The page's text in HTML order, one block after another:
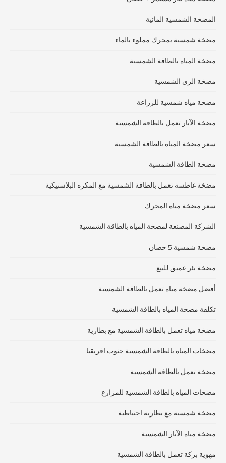
المضخة الشمسية المائية
مضخة شمسية بمحرك مملوء بالماء
مضخة المياه بالطاقة الشمسية
مضخة الري الشمسية
مضخة مياه شمسية للزراعة
مضخة الآبار تعمل بالطاقة الشمسية
سعر مضخة المياه بالطاقة الشمسية
مضخة الطاقة الشمسية
مضخة غاطسة تعمل بالطاقة الشمسية مع المكره البلاستيكية
سعر مضخة مياه المحرك
الشركة المصنعة لمضخة المياه بالطاقة الشمسية
مضخة شمسية 5 حصان
مضخة بئر عميق للبيع
أفضل مضخة مياه تعمل بالطاقة الشمسية
تكلفة مضخة المياه بالطاقة الشمسية
مضخة مياه تعمل بالطاقة الشمسية مع بطارية
مضخات المياه بالطاقة الشمسية جنوب افريقيا
مضخة تعمل بالطاقة الشمسية
مضخات المياه بالطاقة الشمسية للمزارع
مضخة شمسية مع بطارية احتياطية
مضخة مياه الآبار الشمسية
مهوية بركة تعمل بالطاقة الشمسية